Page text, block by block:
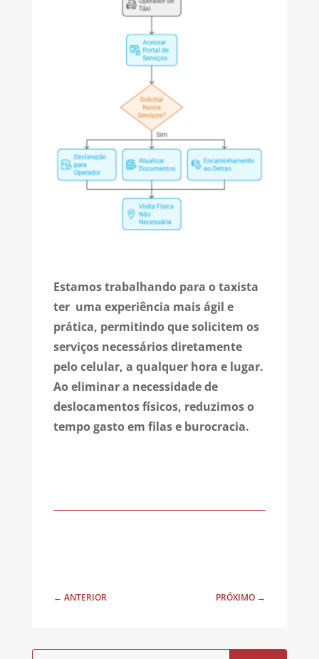
Estamos trabalhando para o taxista
ter uma experiência mais ágil e
prática, permitindo que solicitem os
serviços necessários diretamente
pelo celular, a qualquer hora e lugar.
Ao eliminar a necessidade de
deslocamentos físicos, reduzimos o
tempo gasto em filas e burocracia.
← ANTERIOR PRÓXIMO →